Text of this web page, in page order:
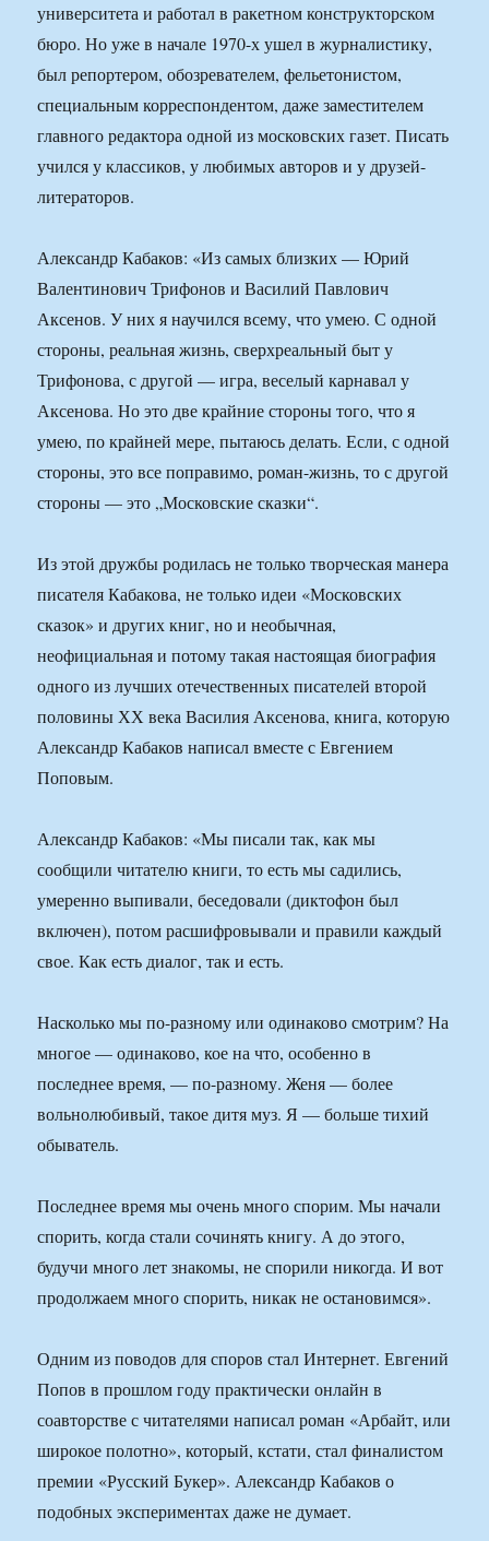
университета и работал в ракетном конструкторском
бюро. Но уже в начале 1970-х ушел в журналистику,
был репортером, обозревателем, фельетонистом,
специальным корреспондентом, даже заместителем
главного редактора одной из московских газет. Писать
учился у классиков, у любимых авторов и у друзей-
литераторов.
Александр Кабаков: «Из самых близких — Юрий
Валентинович Трифонов и Василий Павлович
Аксенов. У них я научился всему, что умею. С одной
стороны, реальная жизнь, сверхреальный быт у
Трифонова, с другой — игра, веселый карнавал у
Аксенова. Но это две крайние стороны того, что я
умею, по крайней мере, пытаюсь делать. Если, с одной
стороны, это все поправимо, роман-жизнь, то с другой
стороны — это „Московские сказки“.
Из этой дружбы родилась не только творческая манера
писателя Кабакова, не только идеи «Московских
сказок» и других книг, но и необычная,
неофициальная и потому такая настоящая биография
одного из лучших отечественных писателей второй
половины ХХ века Василия Аксенова, книга, которую
Александр Кабаков написал вместе с Евгением
Поповым.
Александр Кабаков: «Мы писали так, как мы
сообщили читателю книги, то есть мы садились,
умеренно выпивали, беседовали (диктофон был
включен), потом расшифровывали и правили каждый
свое. Как есть диалог, так и есть.
Насколько мы по-разному или одинаково смотрим? На
многое — одинаково, кое на что, особенно в
последнее время, — по-разному. Женя — более
вольнолюбивый, такое дитя муз. Я — больше тихий
обыватель.
Последнее время мы очень много спорим. Мы начали
спорить, когда стали сочинять книгу. А до этого,
будучи много лет знакомы, не спорили никогда. И вот
продолжаем много спорить, никак не остановимся».
Одним из поводов для споров стал Интернет. Евгений
Попов в прошлом году практически онлайн в
соавторстве с читателями написал роман «Арбайт, или
широкое полотно», который, кстати, стал финалистом
премии «Русский Букер». Александр Кабаков о
подобных экспериментах даже не думает.